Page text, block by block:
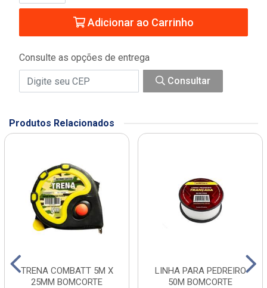
Adicionar ao Carrinho
Consulte as opções de entrega
Consultar
Produtos Relacionados
TRENA COMBATT 5M X
25MM BOMCORTE
LINHA PARA PEDREIRO
50M BOMCORTE